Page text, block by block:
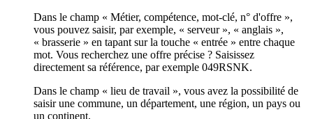
Dans le champ « Métier, compétence, mot-clé, n° d'offre »,
vous pouvez saisir, par exemple, « serveur », « anglais »,
« brasserie » en tapant sur la touche « entrée » entre chaque
mot. Vous recherchez une offre précise ? Saisissez
directement sa référence, par exemple 049RSNK.
Dans le champ « lieu de travail », vous avez la possibilité de
saisir une commune, un département, une région, un pays ou
un continent.